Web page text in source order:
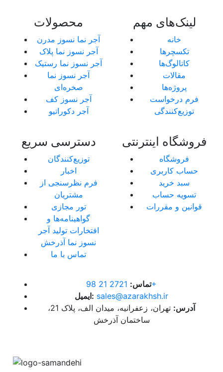
محصولات
آجر نما نسوز مدرن
آجر نسوز نما پلاک
آجر نسوز نما رستیک
آجر نسوز نما
صخره‌ای
آجر نسوز کف
آجر دکوراتیو
لینک‌های مهم
خانه
تکسچرها
کاتالوگ‌ها
مقالات
پروژه‌ها
فرم درخواست
توزیع‌کنندگی
دسترسی سریع
توزیع‌کنندگان
اخبار
فرم نظرسنجی از
مشتریان
تور مجازی
گواهینامه‌ها و
افتخارات تولید آجر
نسوز نما آذرخش
تماس با ما
فروشگاه اینترنتی
فروشگاه
حساب کاربری
سبد خرید
تسویه حساب
قوانین و مقررات
تماس:2721 21 98+
ایمیل: sales@azarakhsh.ir
آدرس:
تهران، زعفرانیه، میدان الف، پلاک 21،
ساختمان آذرخش